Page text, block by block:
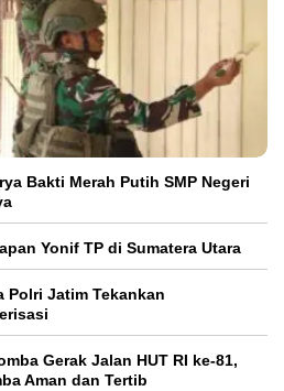
Bakti Merah Putih SMP Negeri
Yonif TP di Sumatera Utara
Polri Jatim Tekankan
Gerak Jalan HUT RI ke-81,
Aman dan Tertib